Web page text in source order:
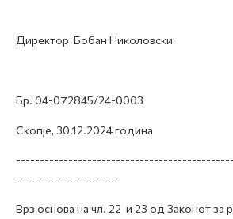
Директор Бобан Николовски
Бр. 04-072845/24-0003
Скопје, 30.12.2024 година
----------------------
Врз основа на чл. 22 и 23 од Законот за